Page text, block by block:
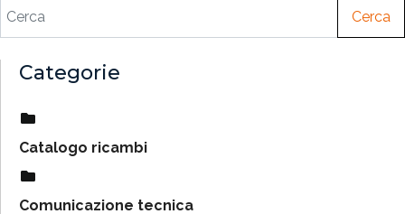
Cerca
Categorie
Catalogo ricambi
Comunicazione tecnica